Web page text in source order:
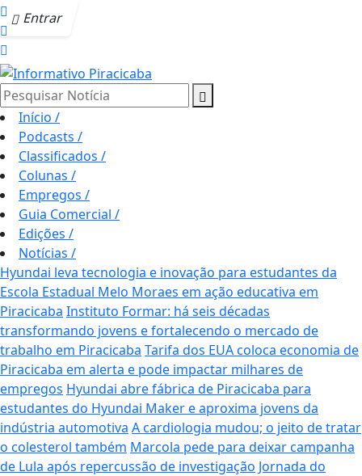
Entrar
Pesquisar Notícia
Início /
Podcasts /
Classificados /
Colunas /
Empregos /
Guia Comercial /
Edições /
Notícias /
Hyundai leva tecnologia e inovação para estudantes da
Escola Estadual Melo Moraes em ação educativa em
Piracicaba Instituto Formar: há seis décadas
transformando jovens e fortalecendo o mercado de
trabalho em Piracicaba Tarifa dos EUA coloca economia de
Piracicaba em alerta e pode impactar milhares de
empregos Hyundai abre fábrica de Piracicaba para
estudantes do Hyundai Maker e aproxima jovens da
indústria automotiva A cardiologia mudou; o jeito de tratar
o colesterol também Marcola pede para deixar campanha
de Lula após repercussão de investigação Jornada do